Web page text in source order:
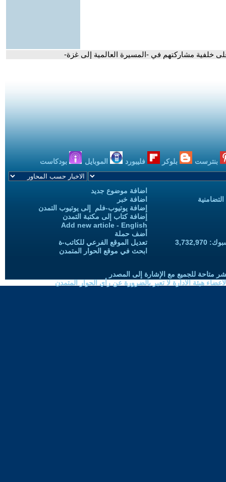
خلفية مشاركتهم في -المسيرة العالمية إلى غزة-
بنترست بلوكر فليبورد الموبايل بودكاست
اضافة موضوع جديد
اضافة خبر
إضافة يوتيوب-فلم إلى يوتيوب التمدن
إضافة كتاب إلى مكتبة التمدن
Add new article - English
أضف حملة
تعديل الموقع الفرعي للكاتب-ة
ابحث في موقع الحوار المتمدن
متاحة للجميع مع الإشارة إلى المصدر
هيئة الادارة لا تعبر بالضرورة عن رأي الحوار المتمدن